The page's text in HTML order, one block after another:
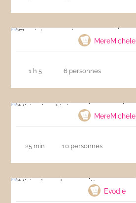
MereMichele
1 h 5 6 personnes
MereMichele
25 min 10 personnes
Evodie